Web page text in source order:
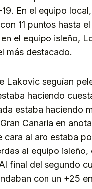
En el equipo
11 puntos hasta
el equipo isleño,
más destacado.
Lakovic seguían
haciendo
estaba haciendo
Canaria en
cara al aro estaba
al equipo isleño,
final del segundo
con un +25